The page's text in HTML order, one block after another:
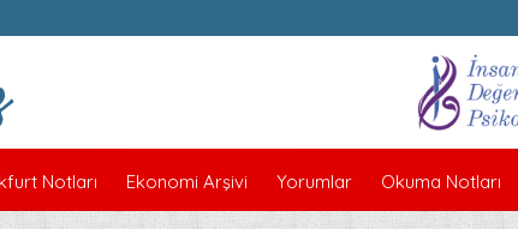
Notları Ekonomi Arşivi Yorumlar Okuma Notları